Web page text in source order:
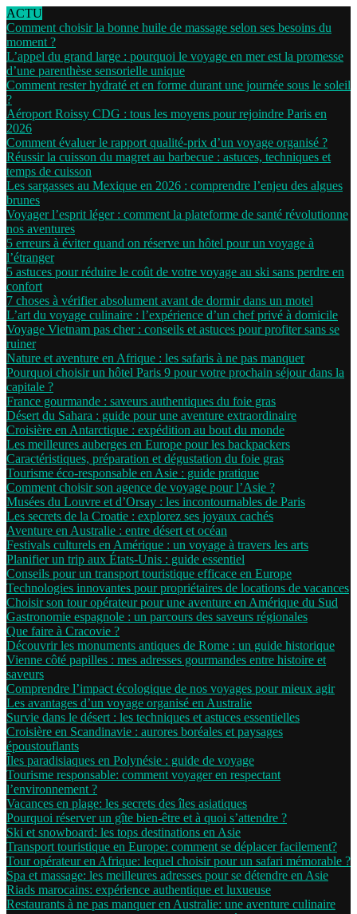
ACTU
Comment choisir la bonne huile de massage selon ses besoins du
moment ?
L’appel du grand large : pourquoi le voyage en mer est la promesse
d’une parenthèse sensorielle unique
Comment rester hydraté et en forme durant une journée sous le soleil
?
Aéroport Roissy CDG : tous les moyens pour rejoindre Paris en
2026
Comment évaluer le rapport qualité-prix d’un voyage organisé ?
Réussir la cuisson du magret au barbecue : astuces, techniques et
temps de cuisson
Les sargasses au Mexique en 2026 : comprendre l’enjeu des algues
brunes
Voyager l’esprit léger : comment la plateforme de santé révolutionne
nos aventures
5 erreurs à éviter quand on réserve un hôtel pour un voyage à
l’étranger
5 astuces pour réduire le coût de votre voyage au ski sans perdre en
confort
7 choses à vérifier absolument avant de dormir dans un motel
L’art du voyage culinaire : l’expérience d’un chef privé à domicile
Voyage Vietnam pas cher : conseils et astuces pour profiter sans se
ruiner
Nature et aventure en Afrique : les safaris à ne pas manquer
Pourquoi choisir un hôtel Paris 9 pour votre prochain séjour dans la
capitale ?
France gourmande : saveurs authentiques du foie gras
Désert du Sahara : guide pour une aventure extraordinaire
Croisière en Antarctique : expédition au bout du monde
Les meilleures auberges en Europe pour les backpackers
Caractéristiques, préparation et dégustation du foie gras
Tourisme éco-responsable en Asie : guide pratique
Comment choisir son agence de voyage pour l’Asie ?
Musées du Louvre et d’Orsay : les incontournables de Paris
Les secrets de la Croatie : explorez ses joyaux cachés
Aventure en Australie : entre désert et océan
Festivals culturels en Amérique : un voyage à travers les arts
Planifier un trip aux États-Unis : guide essentiel
Conseils pour un transport touristique efficace en Europe
Technologies innovantes pour propriétaires de locations de vacances
Choisir son tour opérateur pour une aventure en Amérique du Sud
Gastronomie espagnole : un parcours des saveurs régionales
Que faire à Cracovie ?
Découvrir les monuments antiques de Rome : un guide historique
Vienne côté papilles : mes adresses gourmandes entre histoire et
saveurs
Comprendre l’impact écologique de nos voyages pour mieux agir
Les avantages d’un voyage organisé en Australie
Survie dans le désert : les techniques et astuces essentielles
Croisière en Scandinavie : aurores boréales et paysages
époustouflants
Îles paradisiaques en Polynésie : guide de voyage
Tourisme responsable: comment voyager en respectant
l’environnement ?
Vacances en plage: les secrets des îles asiatiques
Pourquoi réserver un gîte bien-être et à quoi s’attendre ?
Ski et snowboard: les tops destinations en Asie
Transport touristique en Europe: comment se déplacer facilement?
Tour opérateur en Afrique: lequel choisir pour un safari mémorable ?
Spa et massage: les meilleures adresses pour se détendre en Asie
Riads marocains: expérience authentique et luxueuse
Restaurants à ne pas manquer en Australie: une aventure culinaire